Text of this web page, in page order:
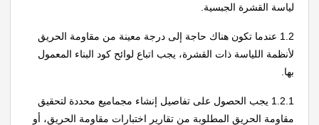
لياسة القشرة الجبسية.
1.2 عندما تكون هناك حاجة إلى درجة معينة من مقاومة الحريق
لأنظمة اللياسة ذات القشرة، يجب اتباع لوائح كود البناء المعمول
بها.
1.2.1 يجب الحصول على تفاصيل إنشاء مجماميع محددة لتحقيق
مقاومة الحريق المطلوبة من تقارير اختبارات مقاومة الحريق، أو